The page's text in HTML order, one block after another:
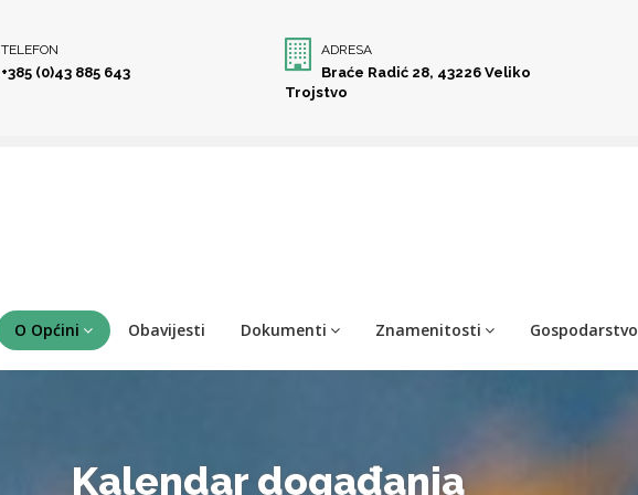
TELEFON
+385 (0)43 885 643
ADRESA
Braće Radić 28, 43226 Veliko
Trojstvo
O Općini Obavijesti Dokumenti Znamenitosti Gospodarstvo
Kalendar događanja